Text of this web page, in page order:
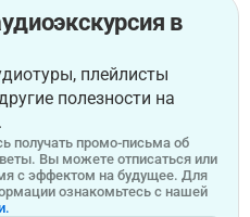
в
плейлисты
полезности на
получать промо-письма об
Вы можете отписаться или
с эффектом на будущее. Для
ознакомьтесь с нашей